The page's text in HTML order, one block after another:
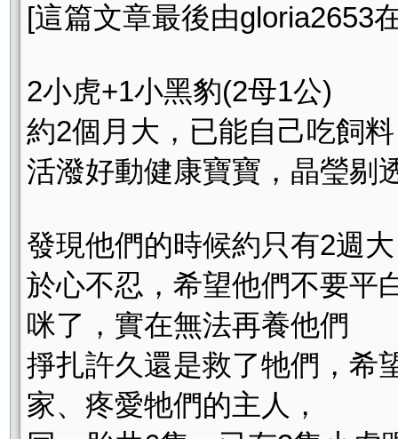
[這篇文章最後由gloria2653
2小虎+1小黑豹(2母1公)
約2個月大，已能自己吃飼
活潑好動健康寶寶，晶瑩剔
發現他們的時候約只有2週
於心不忍，希望他們不要平
咪了，實在無法再養他們
掙扎許久還是救了牠們，希
家、疼愛牠們的主人，